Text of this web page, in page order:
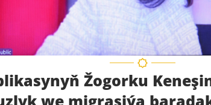
Žogorku
we migrasiýa